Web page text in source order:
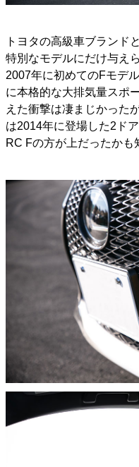
トヨタの高級車ブランド
特別なモデルにだけ与え
2007年に初めてのFモデ
に本格的な大排気量スポ
えた衝撃は凄まじかった
は2014年に登場した2ド
RC Fの方が上だったかも